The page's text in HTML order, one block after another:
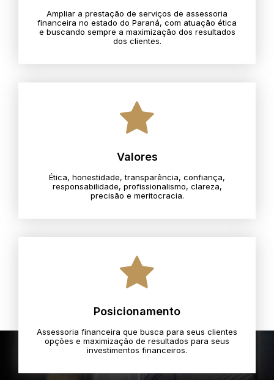
Ampliar a prestação de serviços de assessoria
financeira no estado do Paraná, com atuação ética
e buscando sempre a maximização dos resultados
dos clientes.
Valores
Ética, honestidade, transparência, confiança,
responsabilidade, profissionalismo, clareza,
precisão e meritocracia.​
Posicionamento
Assessoria financeira que busca para seus clientes
opções e maximização de resultados para seus
investimentos financeiros.